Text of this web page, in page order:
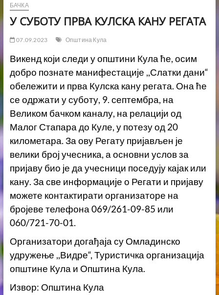
БАЧКА
У СУБОТУ ПРВА КУЛСКА КАНУ РЕГАТА
07.09.2023 Општина Кула
Викенд који следи у општини Кула ће, осим
добро познате манифестације ,,Слатки дани“
обележити и прва Кулска кану регата. Она ће
се одржати у суботу, 9. септембра, на
Великом бачком каналу, на релацији од
Малог Стапара до Куле, у потезу од 20
километара. За ову Регату пријављен је
велики број учесника, а основни услов за
пријаву био је да учесници поседују кајак или
кану. За све информације о Регати и пријаву
можете контактирати организаторе на
бројеве телефона 069/261-09-85 или
060/721-70-01.
Организатори догађаја су Омладинско
удружење ,,Видре“, Туристичка организација
општине Кула и Општина Кула.
Извор: Општина Кула